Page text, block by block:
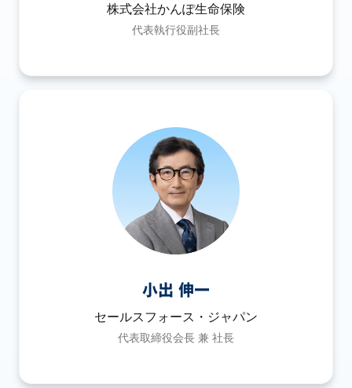
株式会社かんぽ生命保険
代表執行役副社長
小出 伸一
セールスフォース・ジャパン
代表取締役会長 兼 社長